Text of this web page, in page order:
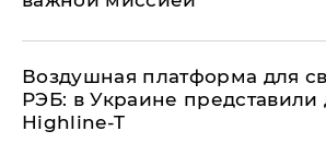
Воздушная платформа для
РЭБ: в Украине представили
Highline-T